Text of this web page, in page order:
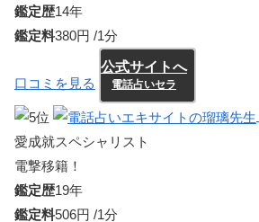
鑑定歴14年
鑑定料380円 /1分
口コミを見る
公式サイトへ
電話占いセラ
愛成就スペシャリスト
電撃移籍！
鑑定歴19年
鑑定料506円 /1分